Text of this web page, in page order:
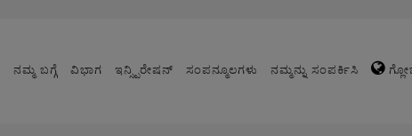
ನಮ್ಮ ಬಗ್ಗೆ ವಿಭಾಗ ಇನ್ಸ್ಪಿರೇಷನ್ ಸಂಪನ್ಮೂಲಗಳು ನಮ್ಮನ್ನು ಸಂಪರ್ಕಿಸಿ